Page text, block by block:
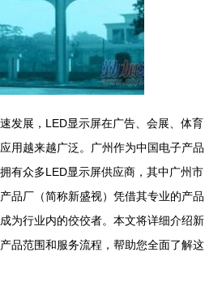
发展，LED显示屏在广告、会展、体育
用越来越广泛。广州作为中国电子产品
有众多LED显示屏供应商，其中广州市
品厂（简称新盛视）凭借其专业的产品
为行业内的佼佼者。本文将详细介绍新
品范围和服务流程，帮助您全面了解这